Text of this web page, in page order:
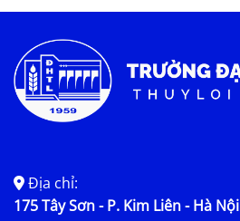
Tin tức chung
Địa chỉ:
175 Tây Sơn - P. Kim Liên - Hà Nội